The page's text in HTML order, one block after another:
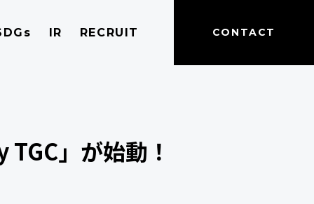
IR RECRUIT CONTACT
」が始動！